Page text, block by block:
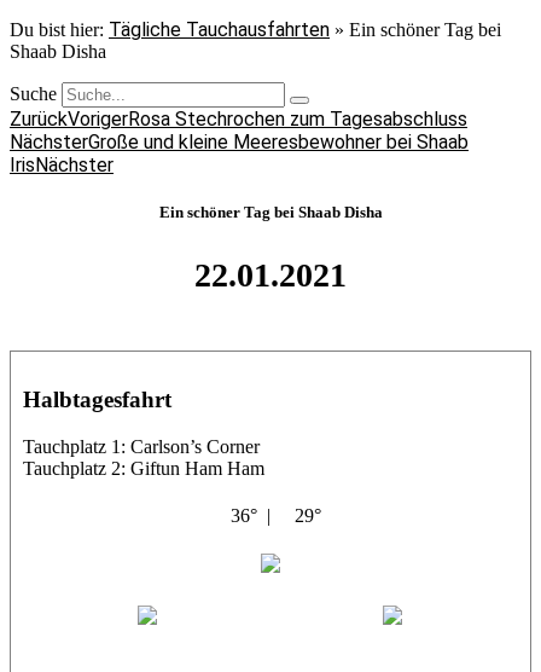
Du bist hier: Tägliche Tauchausfahrten » Ein schöner Tag bei
Shaab Disha
Suche
ZurückVorigerRosa Stechrochen zum Tagesabschluss
NächsterGroße und kleine Meeresbewohner bei Shaab
IrisNächster
Ein schöner Tag bei Shaab Disha
22.01.2021
Halbtagesfahrt
Tauchplatz 1: Carlson’s Corner
Tauchplatz 2: Giftun Ham Ham
36° | 29°